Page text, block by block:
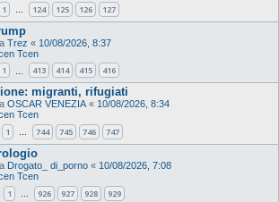
1 … 124 125 126 127
Trez « 10/08/2026, 8:37
Tcen
1 413 414 415 416
migranti, rifugiati
OSCAR VENEZIA « 10/08/2026, 8:34
Tcen
1 … 744 745 746 747
Drogato_ di_porno « 10/08/2026, 7:08
Tcen
1 … 926 927 928 929